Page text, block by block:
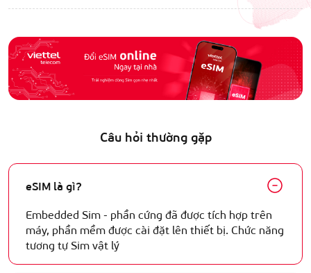
Câu hỏi thường gặp
eSIM là gì?
Embedded Sim - phần cứng đã được tích hợp trên
máy, phần mềm được cài đặt lên thiết bị. Chức năng
tương tự Sim vật lý